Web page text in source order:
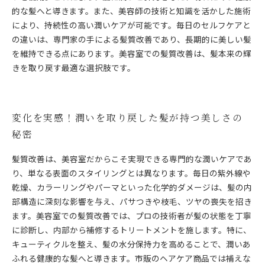
的な髪へと導きます。また、美容師の技術と知識を活かした施術
により、持続性の高い潤いケアが可能です。毎日のセルフケアと
の違いは、専門家の手による髪質改善であり、長期的に美しい髪
を維持できる点にあります。美容室での髪質改善は、髪本来の輝
きを取り戻す最適な選択肢です。
変化を実感！潤いを取り戻した髪が持つ美しさの
秘密
髪質改善は、美容室だからこそ実現できる専門的な潤いケアであ
り、単なる表面のスタイリングとは異なります。毎日の紫外線や
乾燥、カラーリングやパーマといった化学的ダメージは、髪の内
部構造に深刻な影響を与え、パサつきや枝毛、ツヤの喪失を招き
ます。美容室での髪質改善では、プロの技術者が髪の状態を丁寧
に診断し、内部から補修するトリートメントを施します。特に、
キューティクルを整え、髪の水分保持力を高めることで、潤いあ
ふれる健康的な髪へと導きます。市販のヘアケア商品では補えな